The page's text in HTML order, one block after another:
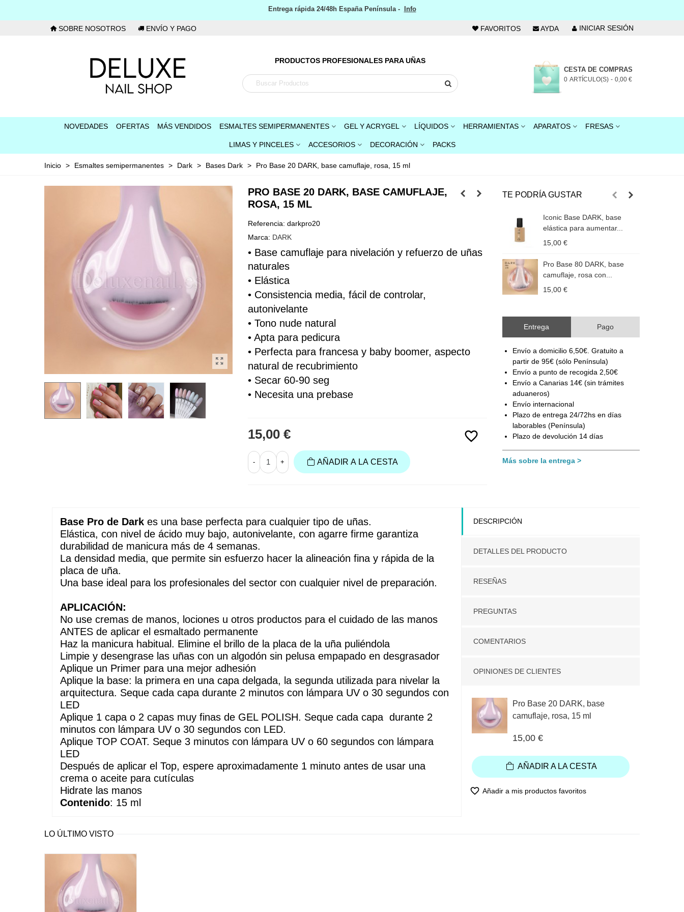
Entrega rápida 24/48h España Península - Info
SOBRE NOSOTROS ENVÍO Y PAGO FAVORITOS AYDA INICIAR SESIÓN
PRODUCTOS PROFESIONALES PARA UÑAS
CESTA DE COMPRAS
0 ARTÍCULO(S) - 0,00 €
NOVEDADES OFERTAS MÁS VENDIDOS ESMALTES SEMIPERMANENTES GEL Y ACRYGEL LÍQUIDOS HERRAMIENTAS APARATOS FRESAS
LIMAS Y PINCELES ACCESORIOS DECORACIÓN PACKS
Inicio > Esmaltes semipermanentes > Dark > Bases Dark > Pro Base 20 DARK, base camuflaje, rosa, 15 ml
PRO BASE 20 DARK, BASE CAMUFLAJE,
ROSA, 15 ML
Referencia: darkpro20
Marca: DARK
• Base camuflaje para nivelación y refuerzo de uñas
naturales
• Elástica
• Consistencia media, fácil de controlar,
autonivelante
• Tono nude natural
• Apta para pedicura
• Perfecta para francesa y baby boomer, aspecto
natural de recubrimiento
• Secar 60-90 seg
• Necesita una prebase
favorite_border
15,00 €
- + AÑADIR A LA CESTA
TE PODRÍA GUSTAR
Iconic Base DARK, base
elástica para aumentar...
15,00 €
Pro Base 80 DARK, base
camuflaje, rosa con...
15,00 €
Entrega Pago
Envío a domicilio 6,50€. Gratuito a
partir de 95€ (sólo Península)
Envío a punto de recogida 2,50€
Envío a Canarias 14€ (sin trámites
aduaneros)
Envío internacional
Plazo de entrega 24/72hs en días
laborables (Península)
Plazo de devolución 14 días
Más sobre la entrega
DESCRIPCIÓN
DETALLES DEL PRODUCTO
RESEÑAS
PREGUNTAS
COMENTARIOS
OPINIONES DE CLIENTES
Pro Base 20 DARK, base
camuflaje, rosa, 15 ml
15,00 €
AÑADIR A LA CESTA
favorite_border Añadir a mis productos favoritos
Base Pro de Dark es una base perfecta para cualquier tipo de uñas.
Elástica, con nivel de ácido muy bajo, autonivelante, con agarre firme garantiza
durabilidad de manicura más de 4 semanas.
La densidad media, que permite sin esfuerzo hacer la alineación fina y rápida de la
placa de uña.
Una base ideal para los profesionales del sector con cualquier nivel de preparación.
APLICACIÓN:
No use cremas de manos, lociones u otros productos para el cuidado de las manos
ANTES de aplicar el esmaltado permanente
Haz la manicura habitual. Elimine el brillo de la placa de la uña puliéndola
Limpie y desengrase las uñas con un algodón sin pelusa empapado en desgrasador
Aplique un Primer para una mejor adhesión
Aplique la base: la primera en una capa delgada, la segunda utilizada para nivelar la
arquitectura. Seque cada capa durante 2 minutos con lámpara UV o 30 segundos con
LED
Aplique 1 capa o 2 capas muy finas de GEL POLISH. Seque cada capa  durante 2
minutos con lámpara UV o 30 segundos con LED.
Aplique TOP COAT. Seque 3 minutos con lámpara UV o 60 segundos con lámpara
LED
Después de aplicar el Top, espere aproximadamente 1 minuto antes de usar una
crema o aceite para cutículas
Hidrate las manos
Contenido: 15 ml
LO ÚLTIMO VISTO